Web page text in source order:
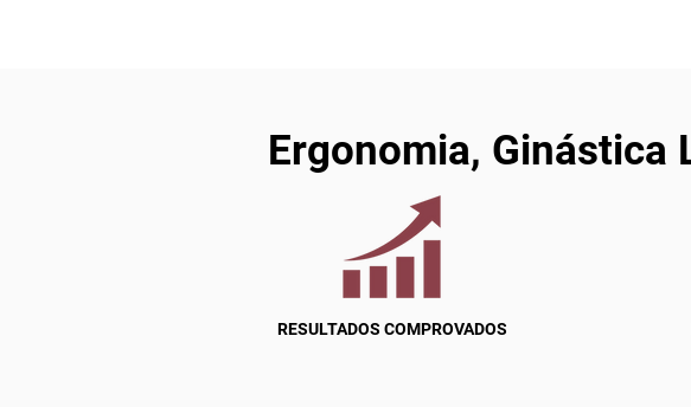
Ergonomia, Ginástica
RESULTADOS COMPROVADOS